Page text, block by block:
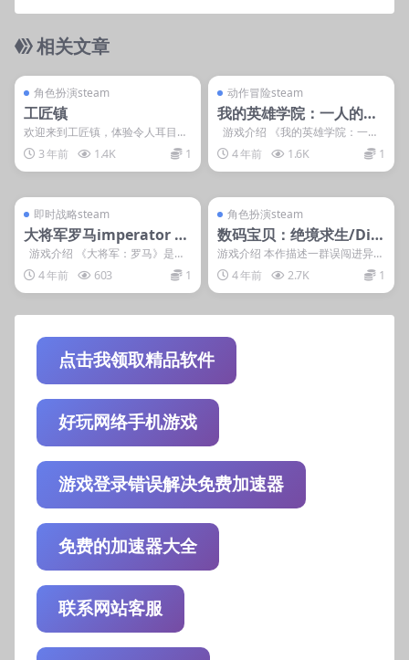
相关文章
角色扮演steam
工匠镇
欢迎来到工匠镇，体验令人耳目一
新的全新多人休闲沙盒游戏！拿上
铲子、镐子或宝剑，在...
3 年前 1.4K 1
动作冒险steam
我的英雄学院：一人的正
义2/MY HERO ONE’S JU
STICE 2
游戏介绍 《我的英雄学院：一人
的正义2》将于2020年在欧美PS
4... 4 年前 1.6K 1
即时战略steam
大将军罗马imperator ro
me 大将军：罗马/Imper
ator：Rome
游戏介绍 《大将军：罗马》是由P
社制作发行地一款模拟战略游戏新
作。...4 年前 603 1
角色扮演steam
数码宝贝：绝境求生/Digi
mon Survive
游戏介绍 本作描述一群误闯进异世
界的少年少女为了回到原本的世
界，与在当地相遇的怪...
4 年前 2.7K 1
点击我领取精品软件
好玩网络手机游戏
游戏登录错误解决免费加速器
免费的加速器大全
联系网站客服